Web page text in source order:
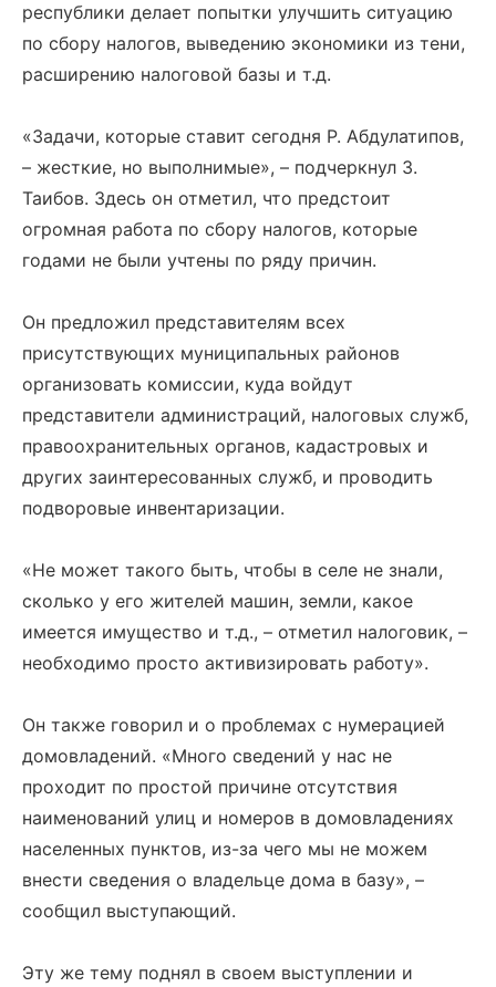
республики делает попытки улучшить ситуацию
по сбору налогов, выведению экономики из тени,
расширению налоговой базы и т.д.
«Задачи, которые ставит сегодня Р. Абдулатипов,
– жесткие, но выполнимые», – подчеркнул З.
Таибов. Здесь он отметил, что предстоит
огромная работа по сбору налогов, которые
годами не были учтены по ряду причин.
Он предложил представителям всех
присутствующих муниципальных районов
организовать комиссии, куда войдут
представители администраций, налоговых служб,
правоохранительных органов, кадастровых и
других заинтересованных служб, и проводить
подворовые инвентаризации.
«Не может такого быть, чтобы в селе не знали,
сколько у его жителей машин, земли, какое
имеется имущество и т.д., – отметил налоговик, –
необходимо просто активизировать работу».
Он также говорил и о проблемах с нумерацией
домовладений. «Много сведений у нас не
проходит по простой причине отсутствия
наименований улиц и номеров в домовладениях
населенных пунктов, из-за чего мы не можем
внести сведения о владельце дома в базу», –
сообщил выступающий.
Эту же тему поднял в своем выступлении и